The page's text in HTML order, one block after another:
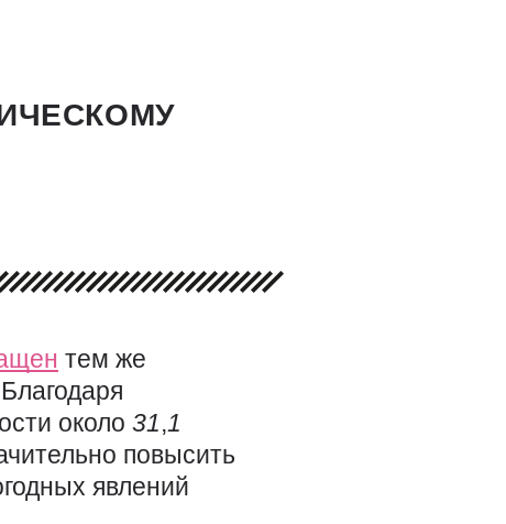
тем же
около 31,1
повысить
явлений